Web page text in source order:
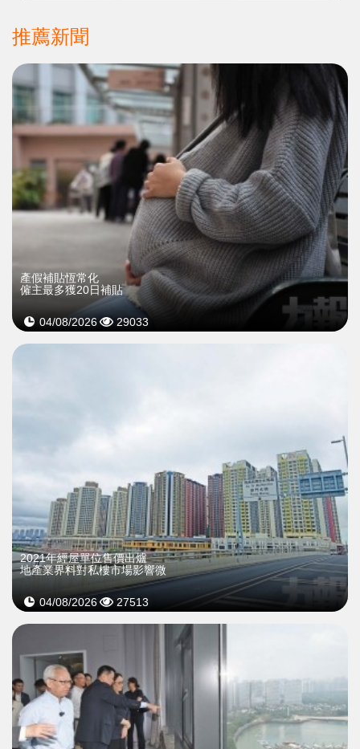
推薦新聞
產假補貼恆常化
僱主最多獲20日補貼
04/08/2026 29033
2021年經屋單位售價出爐
地產業界料對私樓市場影響微
04/08/2026 27513